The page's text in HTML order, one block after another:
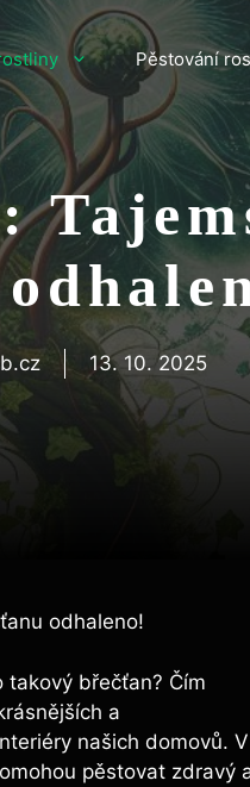
Pěstování
13. 10. 2025
odhaleno!
⁣takový ‌břečťan? Čím
a
našich domovů. ⁣V
pěstovat zdravý